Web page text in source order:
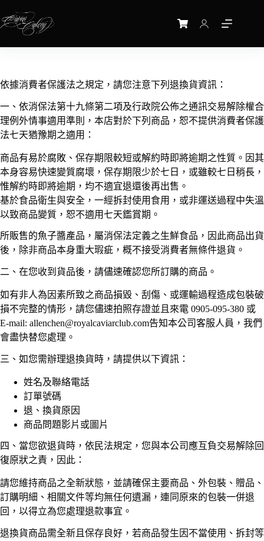
依據消費者保護法之規定，請您注意下列退換貨資訊：
一、依消保法第十九條第二項及行政院公佈之通訊交易解除權合
理例外情事適用準則，本店對於下列商品，恕不提供消費者保護
法七天猶豫期之適用：
商品有易於腐敗、保存期限較短或解約時即將逾期之性質。因其
本身容易快速變質腐壞，保存期限少於七日，或雖較七日稍長，
惟解約時即將逾期，均不適宜退還後再出售。
基於食品衛生與安全，一經拆封使用食用，或非運送過程中失溫
以致商品變質，恕不適用七天鑑賞期。
所販售的魚子醬產品，屬消保法定義之生鮮食品，因此商品出貨
後，除非商品本身重大瑕疵，概不接受消費者無條件退貨。
二、在您收到貨品後，請儘速確認您所訂購的商品。
如有非人為因素所致之商品損毀、刮傷、或運輸過程造成包裝破
損不完整的情形，請您儘速拍照存證並且來電 0905-095-380 或
E-mail: allenchen@royalcaviarclub.com告知本公司客服人員，我們
會盡快替您處理。
三、如您需辦理退換貨時，請提供以下資訊：
姓名及聯絡電話
訂單號碼
退、換貨原因
商品問題影片或圖片
四、當您欲退貨時，依民法規定，您與本公司應互負交易解除回
復原狀之責，因此：
請您維持商品之全新狀態，並請確保主要商品、外包裝、贈品、
訂購明細、相關文件等均無任何遺漏，連同原來的包裝一併退
回，以得立為您處理退款事宜。
退換貨商品需全新且保存良好，若商品發生因不當使用、拆封等